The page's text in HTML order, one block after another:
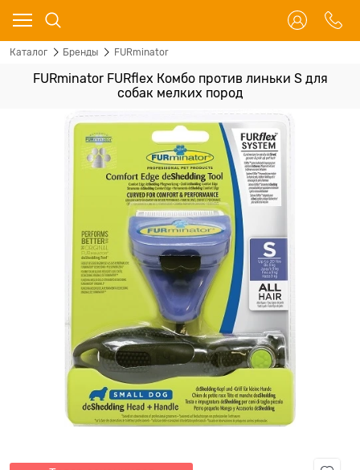
Каталог Бренды FURminator
FURminator FURflex Комбо против линьки S для
собак мелких пород